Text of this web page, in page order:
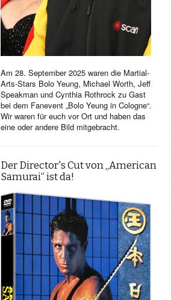
Am 28. September 2025 waren die Martial-
Arts-Stars Bolo Yeung, Michael Worth, Jeff
Speakman und Cynthia Rothrock zu Gast
bei dem Fanevent „Bolo Yeung in Cologne“.
Wir waren für euch vor Ort und haben das
eine oder andere Bild mitgebracht.
Der Director's Cut von „American
Samurai“ ist da!